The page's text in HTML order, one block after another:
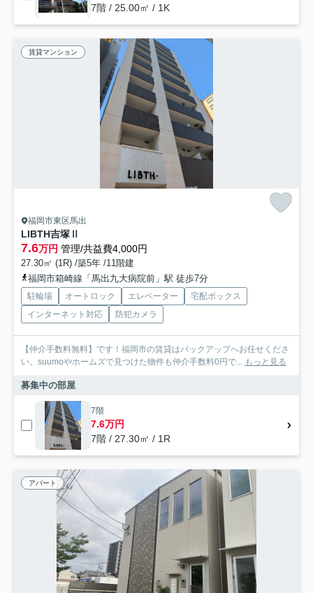
7階 / 25.00㎡ / 1K
賃貸マンション
福岡市東区馬出
LIBTH吉塚Ⅱ
7.6万円 管理/共益費4,000円
27.30㎡ (1R) /築5年 /11階建
福岡市箱崎線「馬出九大病院前」駅 徒歩7分
駐輪場 オートロック エレベーター
宅配ボックス
インターネット対応
防犯カメラ
【仲介手数料無料】です！福岡市の賃貸はバックアップへお任せくださ
い。suumoやホームズで見つけた物件も仲介手数料0円で... もっと見る
募集中の部屋
7階
7.6万円
7階 / 27.30㎡ / 1R
アパート